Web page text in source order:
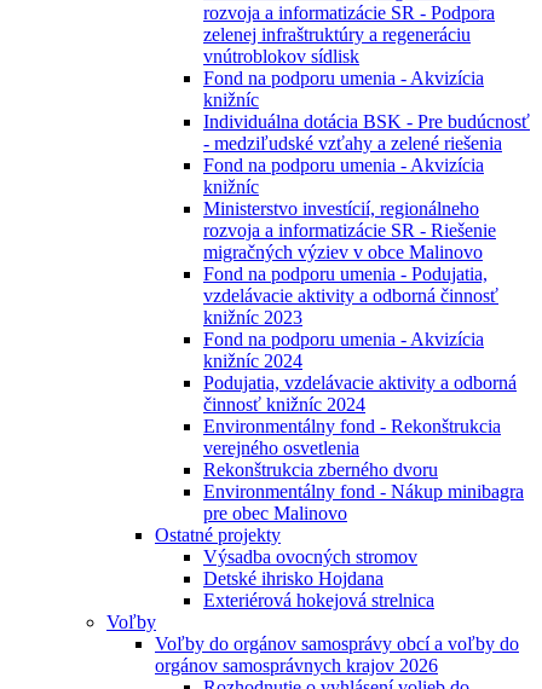
rozvoja a informatizácie SR - Podpora
zelenej infraštruktúry a regeneráciu
vnútroblokov sídlisk
Fond na podporu umenia - Akvizícia
knižníc
Individuálna dotácia BSK - Pre budúcnosť
- medziľudské vzťahy a zelené riešenia
Fond na podporu umenia - Akvizícia
knižníc
Ministerstvo investícií, regionálneho
rozvoja a informatizácie SR - Riešenie
migračných výziev v obce Malinovo
Fond na podporu umenia - Podujatia,
vzdelávacie aktivity a odborná činnosť
knižníc 2023
Fond na podporu umenia - Akvizícia
knižníc 2024
Podujatia, vzdelávacie aktivity a odborná
činnosť knižníc 2024
Environmentálny fond - Rekonštrukcia
verejného osvetlenia
Rekonštrukcia zberného dvoru
Environmentálny fond - Nákup minibagra
pre obec Malinovo
Ostatné projekty
Výsadba ovocných stromov
Detské ihrisko Hojdana
Exteriérová hokejová strelnica
Voľby
Voľby do orgánov samosprávy obcí a voľby do
orgánov samosprávnych krajov 2026